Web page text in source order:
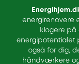
energirenovere
klogere på
energipotentialet
også for dig,
håndværkere